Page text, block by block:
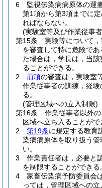
6
監視伝染病病原体の運
第1項から第3項までに
ればならない。
(実験室等及び作業従事
第15条
実験等について
を審査して特に危険で
た場合は，学長は，当
ることができる。
2
前項の審査は，実験室
作業従事者の訓練，経
る。
(管理区域への立入制限)
第16条
作業従事者以外
区域へ立ち入ることがで
2
第19条に規定する教育
染病病原体を取り扱う
い。
3
作業責任者は，必要と
を制限することができる
4
家畜伝染病予防委員会
っては，管理区域への